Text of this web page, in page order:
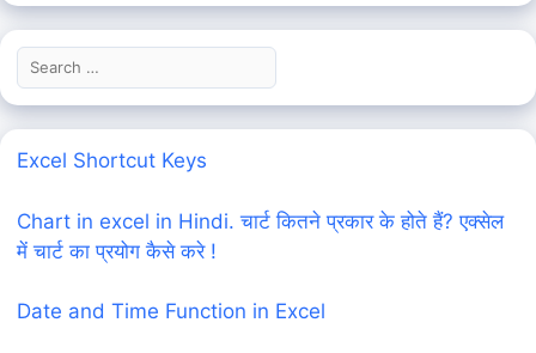
Search
for:
Excel Shortcut Keys
Chart in excel in Hindi. चार्ट कितने प्रकार के होते हैं? एक्सेल
में चार्ट का प्रयोग कैसे करे !
Date and Time Function in Excel